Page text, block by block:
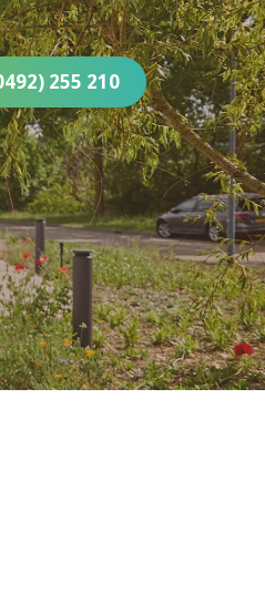
255 210